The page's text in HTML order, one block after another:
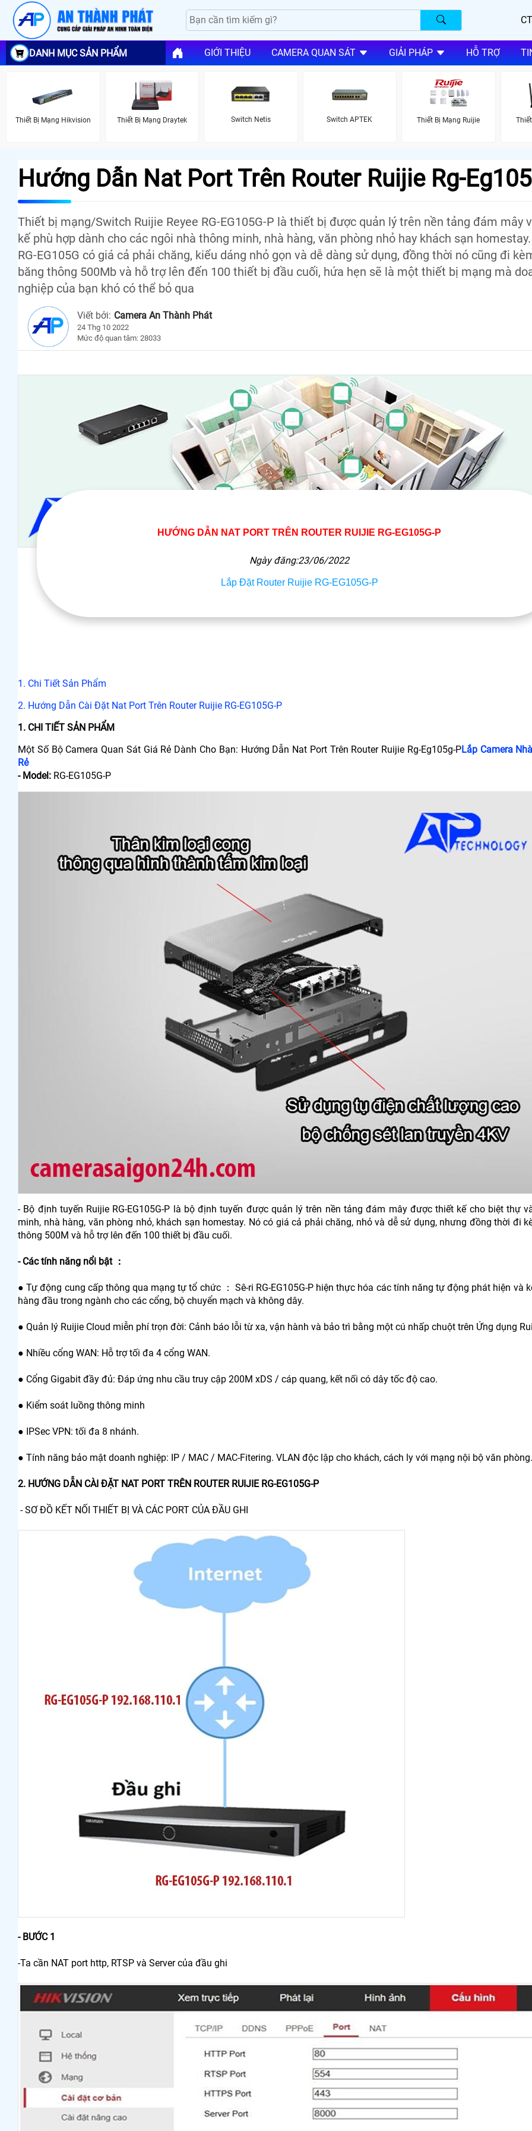
DANH MỤC SẢN PHẨM GIỚI THIỆU CAMERA QUAN SÁT GIẢI PHÁP HỖ TRỢ
Thiết Bị Mạng Hikvision Thiết Bị Mạng Draytek Switch Netis Switch APTEK Thiết Bị Mạng Ruijie
Hướng Dẫn Nat Port Trên Router Ruijie Rg-
Thiết bị mạng/Switch Ruijie Reyee RG-EG105G-P là thiết bị được quản lý trên nền tảng đám mây
kế phù hợp dành cho các ngôi nhà thông minh, nhà hàng, văn phòng nhỏ hay khách sạn
RG-EG105G có giá cả phải chăng, kiểu dáng nhỏ gọn và dễ dàng sử dụng, đồng thời nó cũng đi
băng thông 500Mb và hỗ trợ lên đến 100 thiết bị đầu cuối, hứa hẹn sẽ là một thiết bị mạng mà
nghiệp của bạn khó có thể bỏ qua
Viết bởi: Camera An Thành Phát
24 Thg 10 2022
Mức độ quan tâm: 28033
HƯỚNG DẪN NAT PORT TRÊN ROUTER RUIJIE RG-EG105G-P
Ngày đăng:23/06/2022
Lắp Đặt Router Ruijie RG-EG105G-P
1. Chi Tiết Sản Phẩm
2. Hướng Dẫn Cài Đặt Nat Port Trên Router Ruijie RG-EG105G-P
1. CHI TIẾT SẢN PHẨM
Một Số Bộ Camera Quan Sát Giá Rẻ Dành Cho Bạn: Hướng Dẫn Nat Port Trên Router Ruijie Rg-Eg105g-PLắp Camera
Rẻ
- Model: RG-EG105G-P
- Bộ định tuyến Ruijie RG-EG105G-P là bộ định tuyến được quản lý trên nền tảng đám mây được thiết kế cho biệt thự
minh, nhà hàng, văn phòng nhỏ, khách sạn homestay. Nó có giá cả phải chăng, nhỏ và dễ sử dụng, nhưng đồng thời đi
thông 500M và hỗ trợ lên đến 100 thiết bị đầu cuối.
- Các tính năng nổi bật ：
● Tự động cung cấp thông qua mạng tự tổ chức ： Sê-ri RG-EG105G-P hiện thực hóa các tính năng tự động phát hiện và
hàng đầu trong ngành cho các cổng, bộ chuyển mạch và không dây.
● Quản lý Ruijie Cloud miễn phí trọn đời: Cảnh báo lỗi từ xa, vận hành và bảo trì bằng một cú nhấp chuột trên Ứng dụng
● Nhiều cổng WAN: Hỗ trợ tối đa 4 cổng WAN.
● Cổng Gigabit đầy đủ: Đáp ứng nhu cầu truy cập 200M xDS / cáp quang, kết nối có dây tốc độ cao.
● Kiểm soát luồng thông minh
● IPSec VPN: tối đa 8 nhánh.
● Tính năng bảo mật doanh nghiệp: IP / MAC / MAC-Fitering. VLAN độc lập cho khách, cách ly với mạng nội bộ văn phòng.
2. HƯỚNG DẪN CÀI ĐẶT NAT PORT TRÊN ROUTER RUIJIE RG-EG105G-P
- SƠ ĐỒ KẾT NỐI THIẾT BỊ VÀ CÁC PORT CỦA ĐẦU GHI
- BƯỚC 1
-Ta cần NAT port http, RTSP và Server của đầu ghi